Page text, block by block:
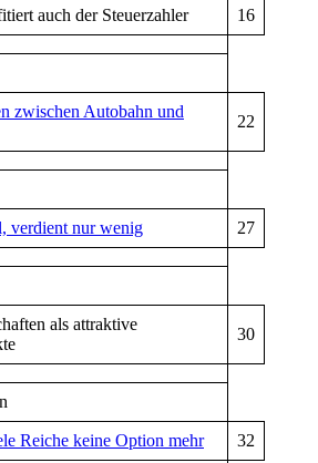
auch der Steuerzahler 16
zwischen Autobahn und
22
verdient nur wenig 27
als attraktive
30
Reiche keine Option mehr 32